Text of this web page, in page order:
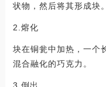
状物，然后将其形成块。
2.熔化
块在铜瓮中加热，一个
混合融化的巧克力。